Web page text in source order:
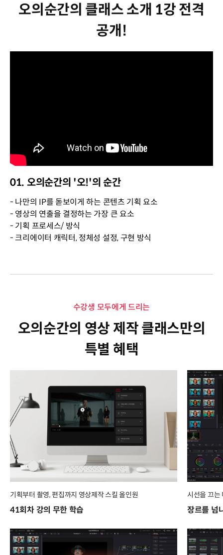
오의순간의 클래스 소개 1강 전격
공개!
01. 오의순간의 '오!'의 순간
- 나만의 IP를 돋보이게 하는 콘텐츠 기획 요소
- 영상의 연출을 결정하는 가장 큰 요소
- 기획 프로세스/ 방식
- 크리에이터 캐릭터, 정체성 설정, 구현 방식
수강생 모두에게 드리는
오의순간의 영상 제작 클래스만의
특별 혜택
기획부터 촬영, 편집까지 영상제작 스킬 올인원
41회차 강의 무한 학습
시선을 끄는
장르를 넘